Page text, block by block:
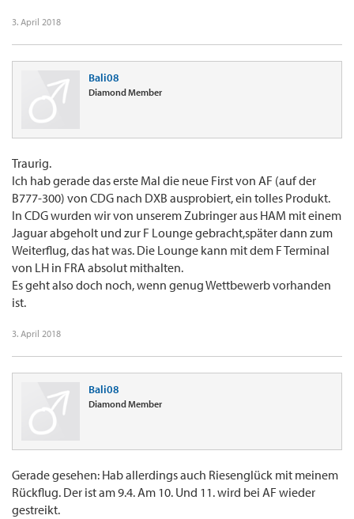
3. April 2018
Bali08
Diamond Member
Traurig.
Ich hab gerade das erste Mal die neue First von AF (auf der
B777-300) von CDG nach DXB ausprobiert, ein tolles Produkt.
In CDG wurden wir von unserem Zubringer aus HAM mit einem
Jaguar abgeholt und zur F Lounge gebracht,später dann zum
Weiterflug, das hat was. Die Lounge kann mit dem F Terminal
von LH in FRA absolut mithalten.
Es geht also doch noch, wenn genug Wettbewerb vorhanden
ist.
3. April 2018
Bali08
Diamond Member
Gerade gesehen: Hab allerdings auch Riesenglück mit meinem
Rückflug. Der ist am 9.4. Am 10. Und 11. wird bei AF wieder
gestreikt.